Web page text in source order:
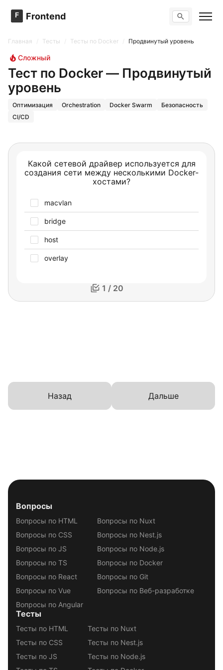
F Frontend Поиск по сайту
Тренажер вопросов
Главная Тесты Тесты по Docker Продвинутый уровень
Сложный
Тест по Docker — Продвинутый
уровень
Оптимизация Orchestration Docker Swarm
Безопасность
CI/CD
Какой сетевой драйвер используется для
создания сети между несколькими Docker-
хостами?
macvlan
bridge
host
overlay
1 / 20
Назад Дальше
Вопросы
Вопросы по HTML
Вопросы по CSS
Вопросы по JS
Вопросы по TS
Вопросы по React
Вопросы по Vue
Вопросы по Angular
Вопросы по Nuxt
Вопросы по Nest.js
Вопросы по Node.js
Вопросы по Docker
Вопросы по Git
Вопросы по Веб-разработке
Тесты
Тесты по HTML
Тесты по CSS
Тесты по JS
Тесты по Nuxt
Тесты по Nest.js
Тесты по Node.js